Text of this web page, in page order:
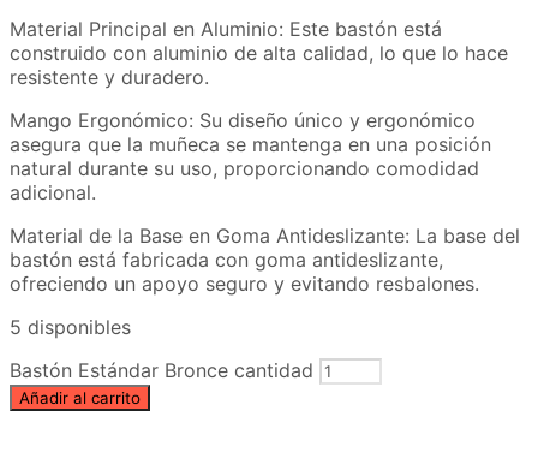
Material Principal en Aluminio: Este bastón está
construido con aluminio de alta calidad, lo que lo hace
resistente y duradero.
Mango Ergonómico: Su diseño único y ergonómico
asegura que la muñeca se mantenga en una posición
natural durante su uso, proporcionando comodidad
adicional.
Material de la Base en Goma Antideslizante: La base del
bastón está fabricada con goma antideslizante,
ofreciendo un apoyo seguro y evitando resbalones.
5 disponibles
Bastón Estándar Bronce cantidad
Añadir al carrito